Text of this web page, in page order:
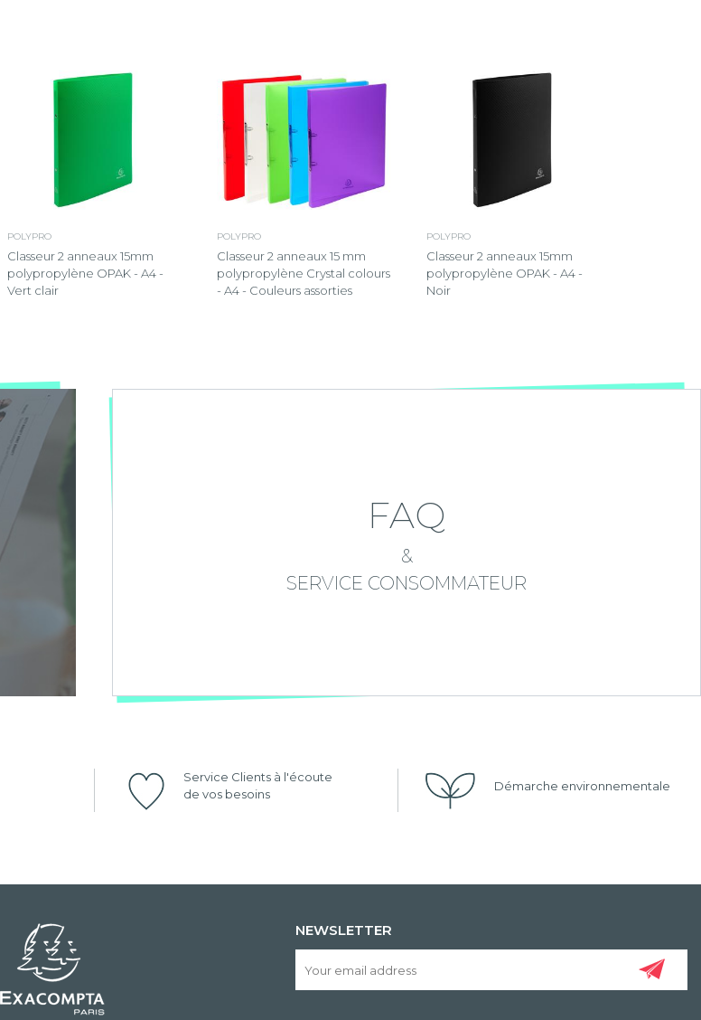
POLYPRO
Classeur 2 anneaux 15mm
polypropylène OPAK - A4 -
Vert clair
POLYPRO
Classeur 2 anneaux 15 mm
polypropylène Crystal colours
- A4 - Couleurs assorties
POLYPRO
Classeur 2 anneaux 15mm
polypropylène OPAK - A4 -
Noir
FAQ
&
SERVICE CONSOMMATEUR
Service Clients à l'écoute
de vos besoins
Démarche environnementale
NEWSLETTER